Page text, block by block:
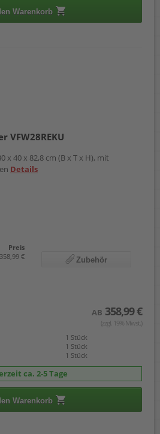
Warenkorb
VFW28REKU
x 40 x 82,8 cm (B x T x H), mit
Details
Preis
358,99 € Zubehör
AB 358,99 €
(zzgl. 19% Mwst.)
1 Stück
1 Stück
1 Stück
ca. 2-5 Tage
Warenkorb